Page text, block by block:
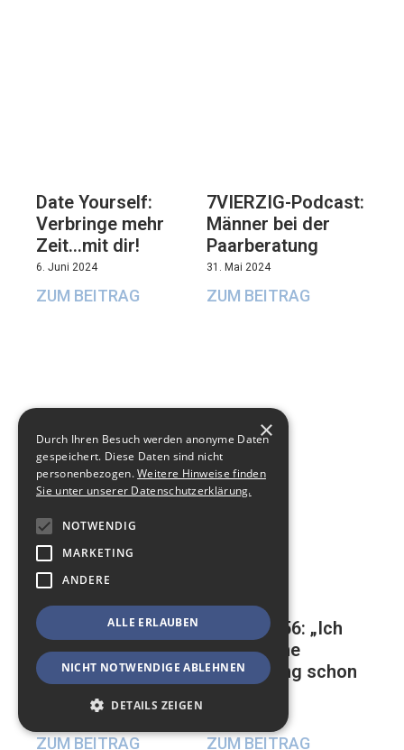
Date Yourself:
Verbringe mehr
Zeit…mit dir!
6. Juni 2024
ZUM BEITRAG
7VIERZIG-Podcast:
Männer bei der
Paarberatung
31. Mai 2024
ZUM BEITRAG
Auf der ewigen
Suche nach einer
glücklichen
Beziehung
23. Mai 2024
ZUM BEITRAG
Mathias, 56: „Ich
habe meine
Beerdigung schon
ZUM BEITRAG
×
Durch Ihren Besuch werden anonyme Daten
gespeichert. Diese Daten sind nicht
personenbezogen.Weitere Hinweise finden
Sie unter unserer Datenschutzerklärung.
NOTWENDIG
MARKETING
ANDERE
ALLE ERLAUBEN
NICHT NOTWENDIGE ABLEHNEN
DETAILS ZEIGEN